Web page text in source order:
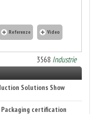
Referenze Video
3568 Industrie
Solutions Show
Packaging certification